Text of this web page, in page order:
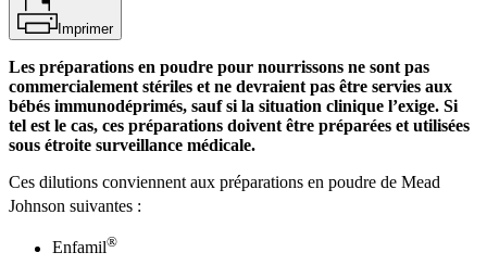
Imprimer
Les préparations en poudre pour nourrissons ne sont pas
commercialement stériles et ne devraient pas être servies aux
bébés immunodéprimés, sauf si la situation clinique l’exige. Si
tel est le cas, ces préparations doivent être préparées et utilisées
sous étroite surveillance médicale.
Ces dilutions conviennent aux préparations en poudre de Mead
Johnson suivantes :
Enfamil®